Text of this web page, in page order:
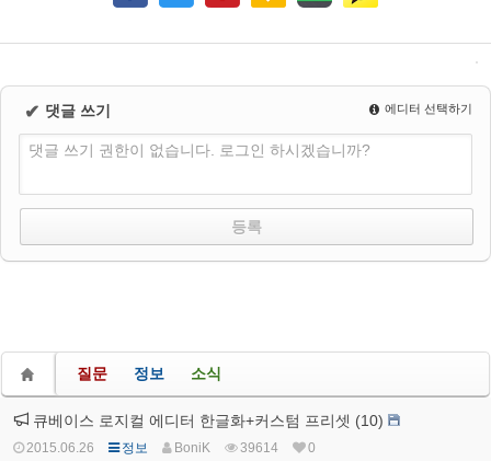
✔ 댓글 쓰기 에디터 선택하기
댓글 쓰기 권한이 없습니다. 로그인 하시겠습니까?
질문 정보 소식
큐베이스 로지컬 에디터 한글화+커스텀 프리셋 (10)
2015.06.26 정보 BoniK 39614 0